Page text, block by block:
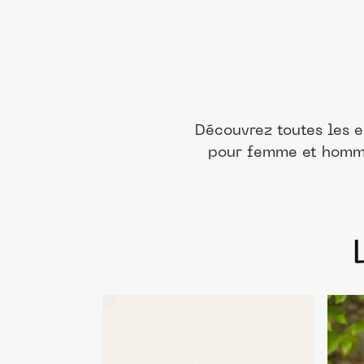
Découvrez toutes les
pour femme et